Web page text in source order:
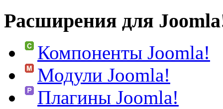
Расширения для
Компоненты Joomla!
Модули Joomla!
Плагины Joomla!